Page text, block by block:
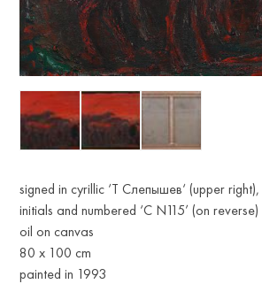
signed in cyrillic ‘Т Слепышев‘ (upper
initials and numbered ‘С N115’ (on reverse)
oil on canvas
80 x 100 cm
painted in 1993